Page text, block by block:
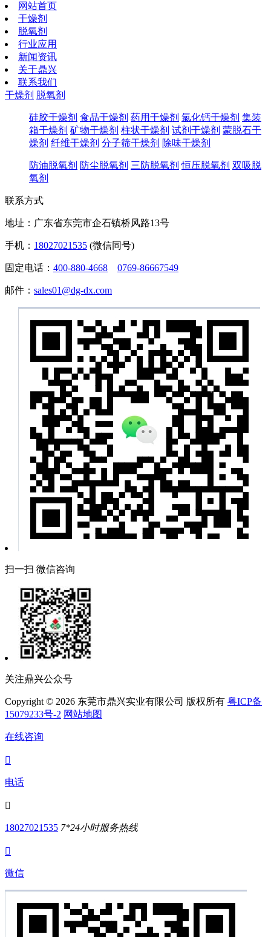
网站首页
干燥剂
脱氧剂
行业应用
新闻资讯
关于鼎兴
联系我们
干燥剂 脱氧剂
硅胶干燥剂 食品干燥剂 药用干燥剂 氯化钙干燥剂 集装
箱干燥剂 矿物干燥剂 柱状干燥剂 试剂干燥剂 蒙脱石干
燥剂 纤维干燥剂 分子筛干燥剂 除味干燥剂
防油脱氧剂 防尘脱氧剂 三防脱氧剂 恒压脱氧剂 双吸脱
氧剂
联系方式
地址：广东省东莞市企石镇桥风路13号
手机： 18027021535 (微信同号)
固定电话： 400-880-4668 0769-86667549
邮件： sales01@dg-dx.com
扫一扫 微信咨询
关注鼎兴公众号
Copyright © 2026 东莞市鼎兴实业有限公司 版权所有 粤ICP备
15079233号-2 网站地图
在线咨询

电话

18027021535 7*24小时服务热线

微信